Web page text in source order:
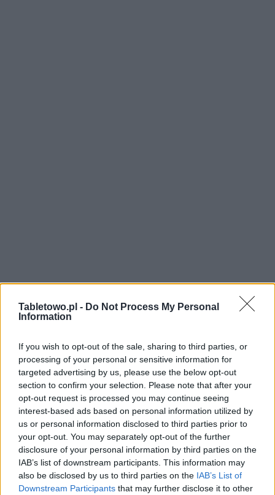
Tabletowo.pl - Do Not Process My Personal
Information
If you wish to opt-out of the sale, sharing to third parties, or
processing of your personal or sensitive information for
targeted advertising by us, please use the below opt-out
section to confirm your selection. Please note that after your
opt-out request is processed you may continue seeing
interest-based ads based on personal information utilized by
us or personal information disclosed to third parties prior to
your opt-out. You may separately opt-out of the further
disclosure of your personal information by third parties on the
IAB’s list of downstream participants. This information may
also be disclosed by us to third parties on the IAB’s List of
Downstream Participants that may further disclose it to other